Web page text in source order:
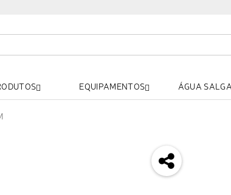
EQUIPAMENTOS ÁGUA